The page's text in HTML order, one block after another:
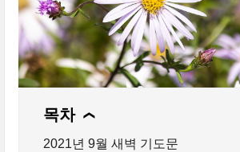
목차 ❯
2021년 9월 새벽 기도문